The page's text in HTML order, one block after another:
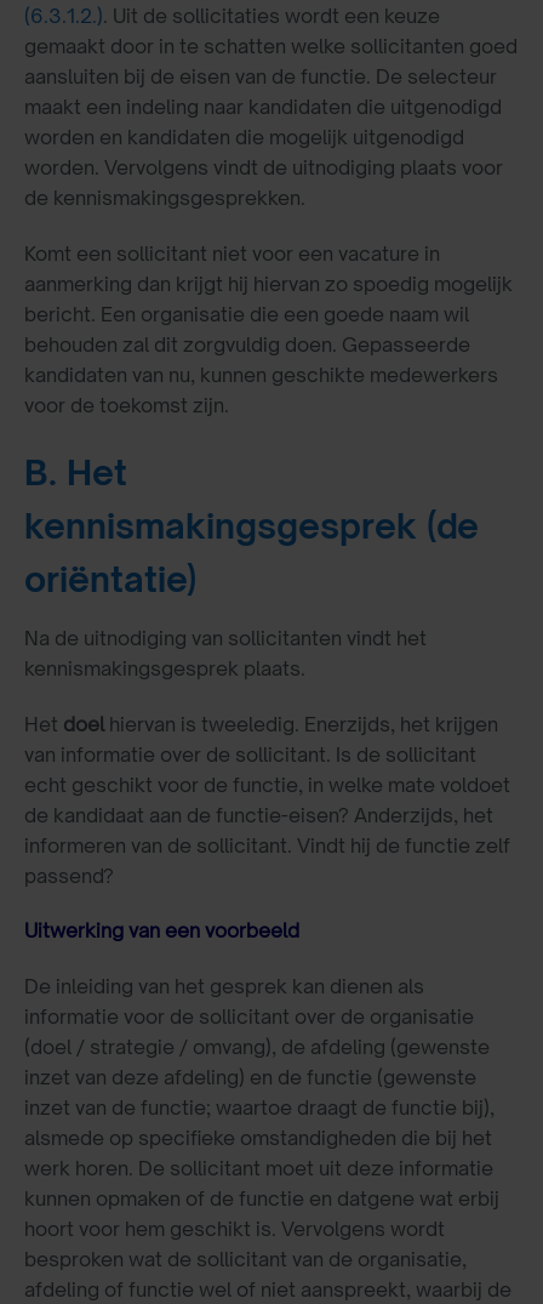
(6.3.1.2.). Uit de sollicitaties wordt een keuze
gemaakt door in te schatten welke sollicitanten goed
aansluiten bij de eisen van de functie. De selecteur
maakt een indeling naar kandidaten die uitgenodigd
worden en kandidaten die mogelijk uitgenodigd
worden. Vervolgens vindt de uitnodiging plaats voor
de kennismakingsgesprekken.
Komt een sollicitant niet voor een vacature in
aanmerking dan krijgt hij hiervan zo spoedig mogelijk
bericht. Een organisatie die een goede naam wil
behouden zal dit zorgvuldig doen. Gepasseerde
kandidaten van nu, kunnen geschikte medewerkers
voor de toekomst zijn.
B. Het
kennismakingsgesprek (de
oriëntatie)
Na de uitnodiging van sollicitanten vindt het
kennismakingsgesprek plaats.
Het doel hiervan is tweeledig. Enerzijds, het krijgen
van informatie over de sollicitant. Is de sollicitant
echt geschikt voor de functie, in welke mate voldoet
de kandidaat aan de functie-eisen? Anderzijds, het
informeren van de sollicitant. Vindt hij de functie zelf
passend?
Uitwerking van een voorbeeld
De inleiding van het gesprek kan dienen als
informatie voor de sollicitant over de organisatie
(doel / strategie / omvang), de afdeling (gewenste
inzet van deze afdeling) en de functie (gewenste
inzet van de functie; waartoe draagt de functie bij),
alsmede op specifieke omstandigheden die bij het
werk horen. De sollicitant moet uit deze informatie
kunnen opmaken of de functie en datgene wat erbij
hoort voor hem geschikt is. Vervolgens wordt
besproken wat de sollicitant van de organisatie,
afdeling of functie wel of niet aanspreekt, waarbij de